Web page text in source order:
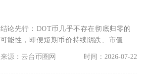
结论先行：DOT币几乎不存在彻底归零的
可能性，即便短期币价持续阴跌、市值大
来源：云台币圈网 时间：2026-07-22